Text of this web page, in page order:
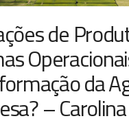
de
da
–